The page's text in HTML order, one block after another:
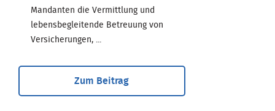
Mandanten die Vermittlung und
lebensbegleitende Betreuung von
Versicherungen, ...
Zum Beitrag